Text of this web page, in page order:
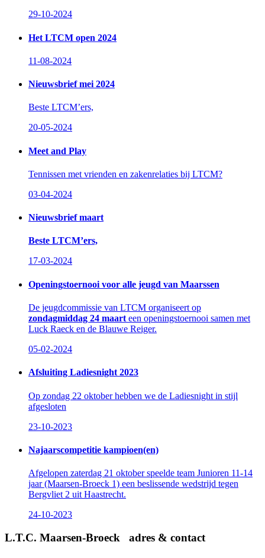
29-10-2024
Het LTCM open 2024
11-08-2024
Nieuwsbrief mei 2024
Beste LTCM’ers,
20-05-2024
Meet and Play
Tennissen met vrienden en zakenrelaties bij LTCM?
03-04-2024
Nieuwsbrief maart
Beste LTCM’ers,
17-03-2024
Openingstoernooi voor alle jeugd van Maarssen
De jeugdcommissie van LTCM organiseert op
zondagmiddag 24 maart een openingstoernooi samen met
Luck Raeck en de Blauwe Reiger.
05-02-2024
Afsluiting Ladiesnight 2023
Op zondag 22 oktober hebben we de Ladiesnight in stijl
afgesloten
23-10-2023
Najaarscompetitie kampioen(en)
Afgelopen zaterdag 21 oktober speelde team Junioren 11-14
jaar (Maarsen-Broeck 1) een beslissende wedstrijd tegen
Bergvliet 2 uit Haastrecht.
24-10-2023
L.T.C. Maarsen-Broeck adres & contact